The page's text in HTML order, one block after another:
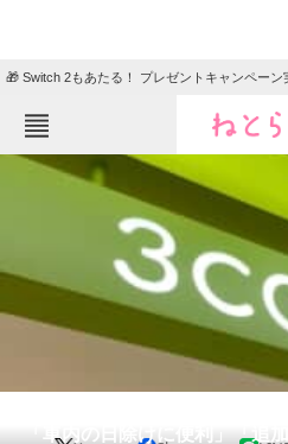
🎁 Switch 2もあたる！ プレゼントキャンペーン
ねとらぼメニュー
グルメ
リ
「車内の日除けに便利」「追